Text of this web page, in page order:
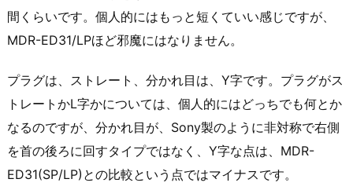
間くらいです。個人的にはもっと短くていい感じですが、
MDR-ED31/LPほど邪魔にはなりません。
プラグは、ストレート、分かれ目は、Y字です。プラグがス
トレートかL字かについては、個人的にはどっちでも何とか
なるのですが、分かれ目が、Sony製のように非対称で右側
を首の後ろに回すタイプではなく、Y字な点は、MDR-
ED31(SP/LP)との比較という点ではマイナスです。